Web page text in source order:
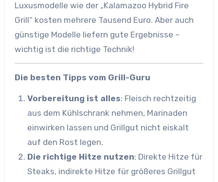
Luxusmodelle wie der „Kalamazoo Hybrid Fire
Grill“ kosten mehrere Tausend Euro. Aber auch
günstige Modelle liefern gute Ergebnisse –
wichtig ist die richtige Technik!
Die besten Tipps vom Grill-Guru
Vorbereitung ist alles: Fleisch rechtzeitig
aus dem Kühlschrank nehmen, Marinaden
einwirken lassen und Grillgut nicht eiskalt
auf den Rost legen.
Die richtige Hitze nutzen: Direkte Hitze für
Steaks, indirekte Hitze für größeres Grillgut